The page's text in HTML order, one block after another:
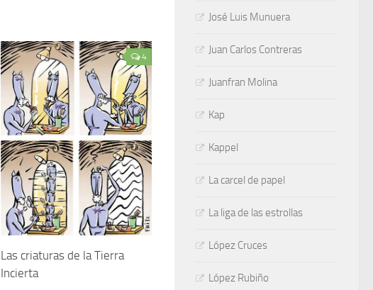
4
Las criaturas de la Tierra
Incierta
José Luis Munuera
Juan Carlos Contreras
Juanfran Molina
Kap
Kappel
La carcel de papel
La liga de las estrollas
López Cruces
López Rubiño